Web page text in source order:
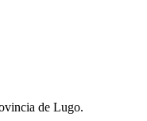
de Lugo.